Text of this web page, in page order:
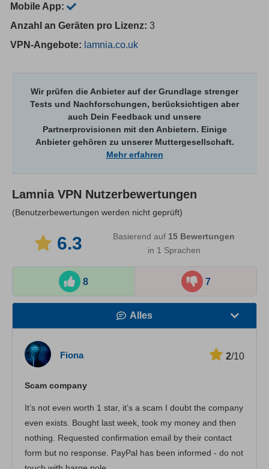
Mobile App:
Anzahl an Geräten pro Lizenz: 3
VPN-Angebote: lamnia.co.uk
Wir prüfen die Anbieter auf der Grundlage strenger
Tests und Nachforschungen, berücksichtigen aber
auch Dein Feedback und unsere
Partnerprovisionen mit den Anbietern. Einige
Anbieter gehören zu unserer Muttergesellschaft.
Mehr erfahren
Lamnia VPN Nutzerbewertungen
(Benutzerbewertungen werden nicht geprüft)
6.3 Basierend auf 15 Bewertungen
in 1 Sprachen
8 7
Alles
Kundenservice
Fiona 2/10
Scam company
It’s not even worth 1 star, it’s a scam I doubt the company
even exists. Bought last week, took my money and then
nothing. Requested confirmation email by their contact
form but no response. PayPal has been informed - do not